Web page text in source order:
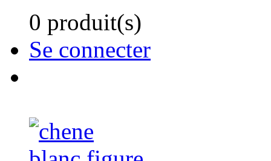
0 produit(s)
Se connecter